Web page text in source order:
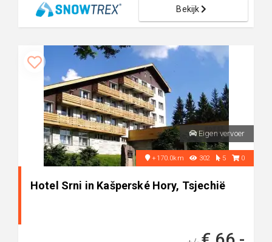
Bekijk
Eigen vervoer
+170.0km 302 5 0
Hotel Srni in Kašperské Hory, Tsjechië